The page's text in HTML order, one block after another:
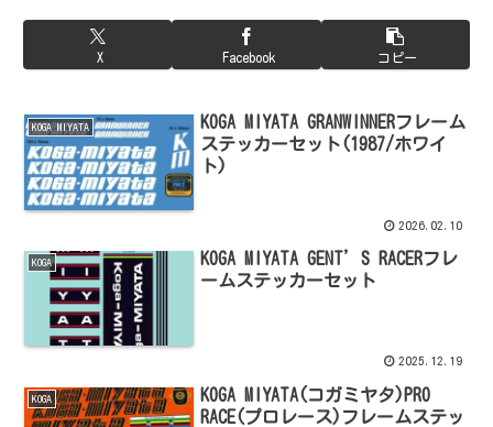
X Facebook コピー
KOGA MIYATA
KOGA MIYATA GRANWINNERフレーム
ステッカーセット(1987/ホワイ
ト)
2026.02.10
KOGA
KOGA MIYATA GENT’S RACERフレ
ームステッカーセット
2025.12.19
KOGA
KOGA MIYATA(コガミヤタ)PRO
RACE(プロレース)フレームステッ